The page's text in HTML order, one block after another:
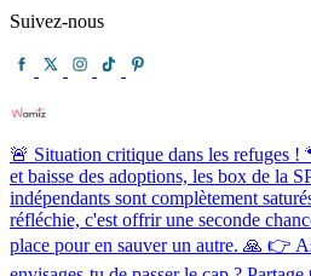
Suivez-nous
🚨 Situation critique dans les refuges !
et baisse des adoptions, les box de la
indépendants sont complètement
réfléchie, c'est offrir une seconde
place pour en sauver un autre. 🙏 👉